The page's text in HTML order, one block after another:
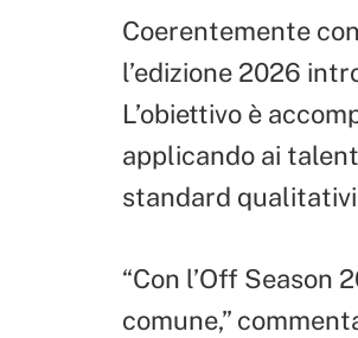
Coerentemente
l’edizione 2026
L’obiettivo è
applicando ai
standard
“Con l’Off Season
comune,”